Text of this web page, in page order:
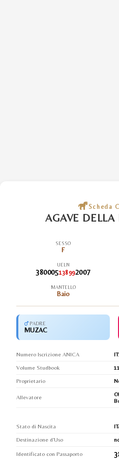
Scheda
AGAVE
SESSO
F
UELN
380005138992007
MANTELLO
Baio
PADRE
MUZAC
Numero Iscrizione ANICA
Volume Studbook
11
Proprietario
Allevatore
Stato di Nascita
Destinazione d'Uso
Identificato con Passaporto